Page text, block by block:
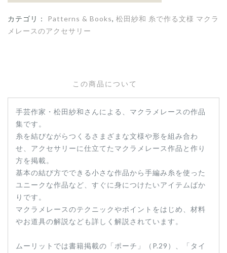
カテゴリ： Patterns & Books, 松田紗和 糸で作る文様 マクラ
メレースのアクセサリー
この商品について
手芸作家・松田紗和さんによる、マクラメレースの作品
集です。
糸を結びながらつくるさまざまな文様や形を組み合わ
せ、アクセサリーに仕立てたマクラメレース作品と作り
方を掲載。
基本の結び方でできる小さな作品から手編み糸を使った
ユニークな作品など、すぐに身につけたいアイテムばか
りです。
マクラメレースのテクニックやポイントをはじめ、材料
やお道具の解説なども詳しく解説されています。
ムーリットでは書籍掲載の「ポーチ」（P.29）、「タイ